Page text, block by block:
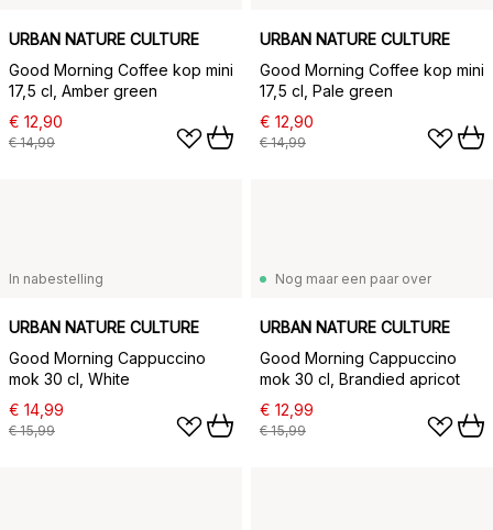
URBAN NATURE CULTURE
Good Morning Coffee kop mini
17,5 cl, Amber green
€ 12,90
€ 14,99
URBAN NATURE CULTURE
Good Morning Coffee kop mini
17,5 cl, Pale green
€ 12,90
€ 14,99
In nabestelling
URBAN NATURE CULTURE
Good Morning Cappuccino
mok 30 cl, White
€ 14,99
€ 15,99
Nog maar een paar over
URBAN NATURE CULTURE
Good Morning Cappuccino
mok 30 cl, Brandied apricot
€ 12,99
€ 15,99